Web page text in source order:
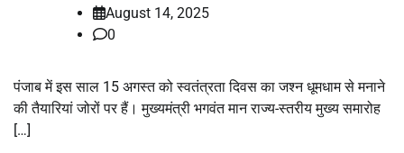
August 14, 2025
0
पंजाब में इस साल 15 अगस्त को स्वतंत्रता दिवस का जश्न धूमधाम से मनाने
की तैयारियां जोरों पर हैं। मुख्यमंत्री भगवंत मान राज्य-स्तरीय मुख्य समारोह
[…]